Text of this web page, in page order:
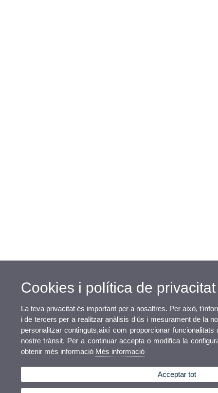
Cookies i política de privacitat
La teva privacitat és important per a nosaltres. Per això,
i de tercers per a realitzar anàlisis d'ús i mesurament de la
personalitzar continguts,així com proporcionar
nostre trànsit. Per a continuar accepta o modifica la
obtenir més informació Més informació
Acceptar tot